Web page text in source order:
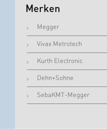
Merken
Megger
Vivax Metrotech
Kurth Electronic
Dehn+Sohne
SebaKMT-Megger